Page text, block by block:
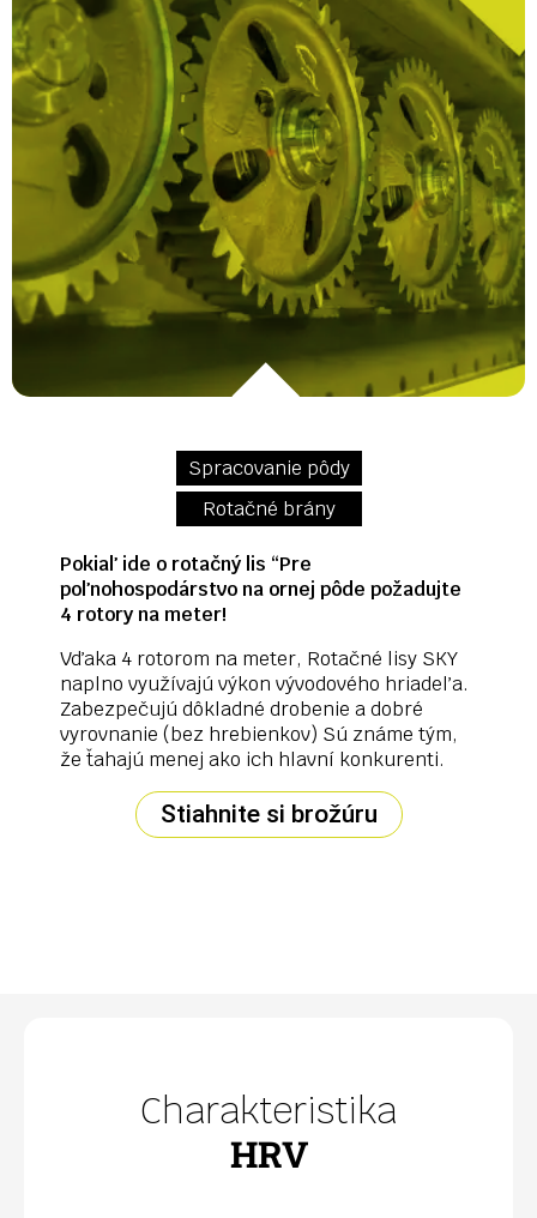
Spracovanie pôdy
Rotačné brány
Pokiaľ ide o rotačný lis “Pre
poľnohospodárstvo na ornej pôde požadujte
4 rotory na meter!
Vďaka 4 rotorom na meter, Rotačné lisy SKY
naplno využívajú výkon vývodového hriadeľa.
Zabezpečujú dôkladné drobenie a dobré
vyrovnanie (bez hrebienkov) Sú známe tým,
že ťahajú menej ako ich hlavní konkurenti.
Stiahnite si brožúru
Charakteristika
HRV